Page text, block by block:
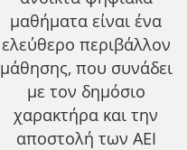
μαθήματα είναι ένα
ελεύθερο περιβάλλον
μάθησης, που συνάδει
με τον δημόσιο
χαρακτήρα και την
αποστολή των ΑΕΙ